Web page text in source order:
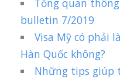
Tổng quan
bulletin 7/2019
Visa Mỹ có phải
Hàn Quốc không?
Những tips giúp